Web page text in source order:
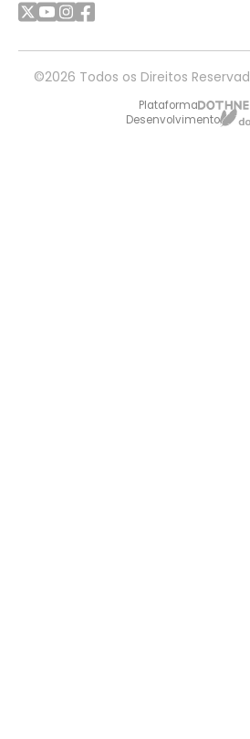
©2026 Todos os Direitos
Plataforma
Desenvolvimento